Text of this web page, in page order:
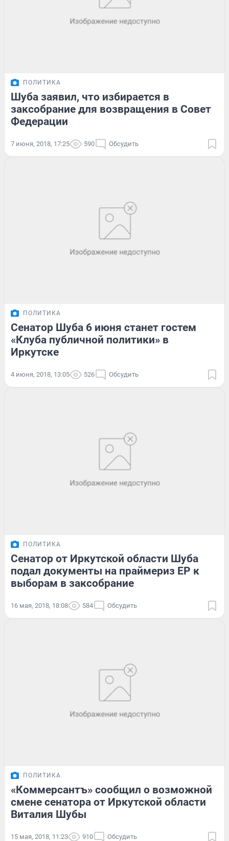
ПОЛИТИКА
Шуба заявил, что избирается в
заксобрание для возвращения в Совет
Федерации
7 июня, 2018, 17:25 590 Обсудить
ПОЛИТИКА
Сенатор Шуба 6 июня станет гостем
«Клуба публичной политики» в
Иркутске
4 июня, 2018, 13:05 526 Обсудить
ПОЛИТИКА
Сенатор от Иркутской области Шуба
подал документы на праймериз ЕР к
выборам в заксобрание
16 мая, 2018, 18:08 584 Обсудить
ПОЛИТИКА
«Коммерсантъ» сообщил о возможной
смене сенатора от Иркутской области
Виталия Шубы
15 мая, 2018, 11:23 910 Обсудить